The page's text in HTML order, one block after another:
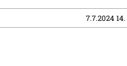
7.7.2024